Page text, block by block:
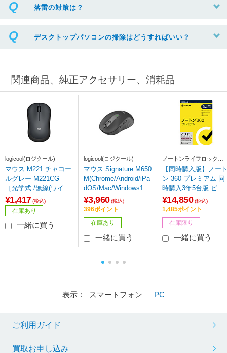
落雷の対策は？
デスクトップパソコンの掃除はどうすればいい？
関連商品、純正アクセサリー、消耗品
logicool(ロジクール)
マウス M221 チャコー
ルグレー M221CG
［光学式 /無線(ワイヤ
レス) /3ボタン /USB］
¥1,417 (税込)
在庫あり
一緒に買う
logicool(ロジクール)
マウス Signature M650
M(Chrome/Android/iPa
dOS/Mac/Windows11
対応) グラファイト M6
50MGR ［光学式 /無線
(ワイヤレス) /5ボタン
/Bluetooth・USB］
¥3,960 (税込)
396ポイント
在庫あり
一緒に買う
ノートンライフロック
Norton Lifelock
【同時購入版】ノー
ン 360 プレミアム 同
時購入3年5台版 ビッ
クカメラグループ専
［Win・Mac・Androi
d・iOS用］
¥14,850 (税込)
1,485ポイント
在庫限り
一緒に買う
表示： スマートフォン ｜ PC
ご利用ガイド
買取お申し込み